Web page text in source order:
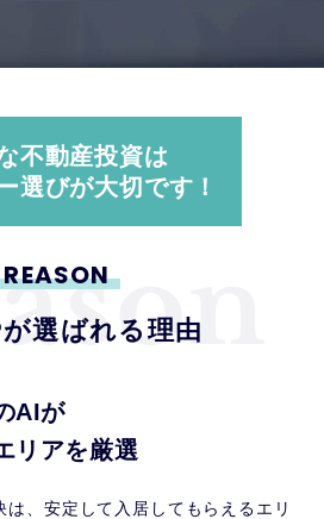
不動産投資は
選びが大切です！
REASON
選ばれる理由
AIが
リアを厳選
、安定して入居してもらえるエリ